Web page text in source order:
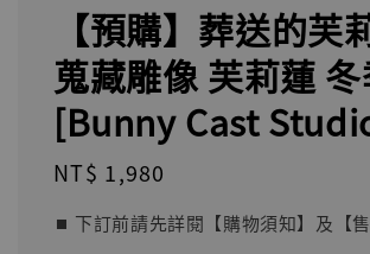
【預購】葬送的芙
蒐藏雕像 芙莉蓮
[Bunny Cast
Regular
NT$ 1,980
⏹︎ 下訂前請先詳閱【購物須知】及【售